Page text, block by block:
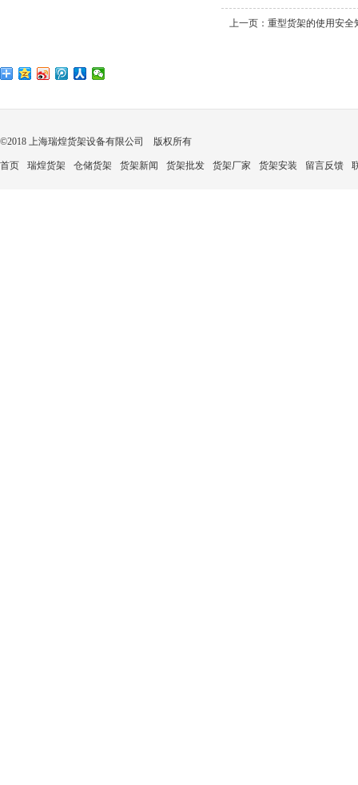
上一页： 重型货架的使用安全
©2018 上海瑞煌货架设备有限公司 版权所有
首页 瑞煌货架 仓储货架 货架新闻 货架批发 货架厂家 货架安装 留言反馈